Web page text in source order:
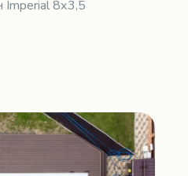
8х3,5